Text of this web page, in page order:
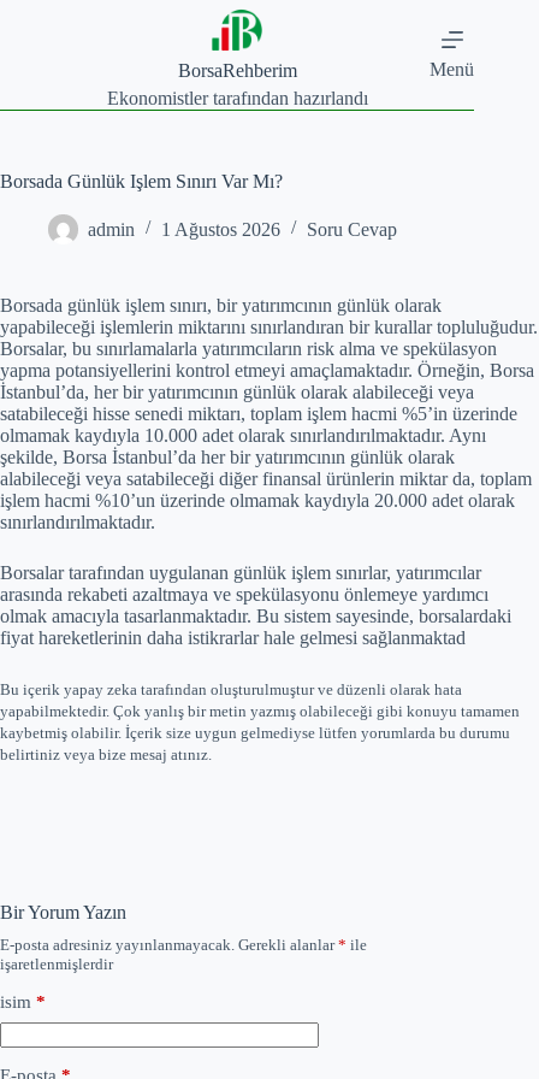
BorsaRehberim
Ekonomistler tarafından hazırlandı
Menü
Borsada Günlük Işlem Sınırı Var Mı?
admin 1 Ağustos 2026 Soru Cevap
Borsada günlük işlem sınırı, bir yatırımcının günlük olarak
yapabileceği işlemlerin miktarını sınırlandıran bir kurallar topluluğudur.
Borsalar, bu sınırlamalarla yatırımcıların risk alma ve spekülasyon
yapma potansiyellerini kontrol etmeyi amaçlamaktadır. Örneğin, Borsa
İstanbul’da, her bir yatırımcının günlük olarak alabileceği veya
satabileceği hisse senedi miktarı, toplam işlem hacmi %5’in üzerinde
olmamak kaydıyla 10.000 adet olarak sınırlandırılmaktadır. Aynı
şekilde, Borsa İstanbul’da her bir yatırımcının günlük olarak
alabileceği veya satabileceği diğer finansal ürünlerin miktar da, toplam
işlem hacmi %10’un üzerinde olmamak kaydıyla 20.000 adet olarak
sınırlandırılmaktadır.
Borsalar tarafından uygulanan günlük işlem sınırlar, yatırımcılar
arasında rekabeti azaltmaya ve spekülasyonu önlemeye yardımcı
olmak amacıyla tasarlanmaktadır. Bu sistem sayesinde, borsalardaki
fiyat hareketlerinin daha istikrarlar hale gelmesi sağlanmaktad
Bu içerik yapay zeka tarafından oluşturulmuştur ve düzenli olarak hata
yapabilmektedir. Çok yanlış bir metin yazmış olabileceği gibi konuyu tamamen
kaybetmiş olabilir. İçerik size uygun gelmediyse lütfen yorumlarda bu durumu
belirtiniz veya bize mesaj atınız.
Bir Yorum Yazın
E-posta adresiniz yayınlanmayacak. Gerekli alanlar* ile
işaretlenmişlerdir
isim *